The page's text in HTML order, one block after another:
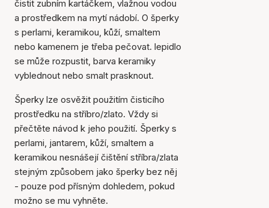
čistit zubním kartáčkem, vlažnou vodou
a prostředkem na mytí nádobí. O šperky
s perlami, keramikou, kůží, smaltem
nebo kamenem je třeba pečovat. lepidlo
se může rozpustit, barva keramiky
vyblednout nebo smalt prasknout.
Šperky lze osvěžit použitím čisticího
prostředku na stříbro/zlato. Vždy si
přečtěte návod k jeho použití. Šperky s
perlami, jantarem, kůží, smaltem a
keramikou nesnášejí čištění stříbra/zlata
stejným způsobem jako šperky bez něj
- pouze pod přísným dohledem, pokud
možno se mu vyhněte.